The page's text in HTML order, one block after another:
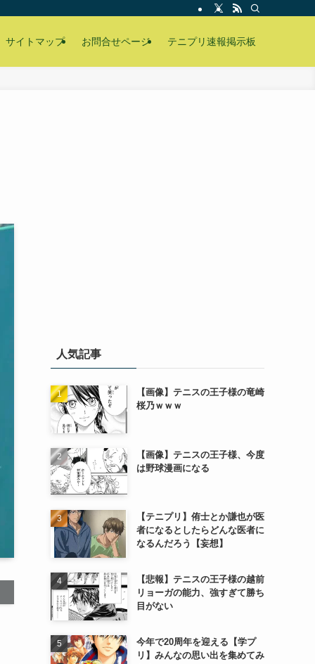
サイトマップ お問合せページ テニプリ速報掲示板
人気記事
【画像】テニスの王子様の竜崎
桜乃ｗｗｗ
【画像】テニスの王子様、今度
は野球漫画になる
【テニプリ】侑士とか謙也が医
者になるとしたらどんな医者に
なるんだろう【妄想】
【悲報】テニスの王子様の越前
リョーガの能力、強すぎて勝ち
目がない
今年で20周年を迎える【学プ
リ】みんなの思い出を集めてみ